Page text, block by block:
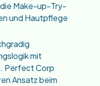
Make-up-Try-
und Hautpflege
mit
Perfect Corp
Ansatz beim